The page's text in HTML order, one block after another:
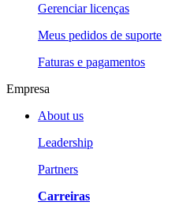
Gerenciar licenças
Meus pedidos de suporte
Faturas e pagamentos
Empresa
About us
Leadership
Partners
Carreiras